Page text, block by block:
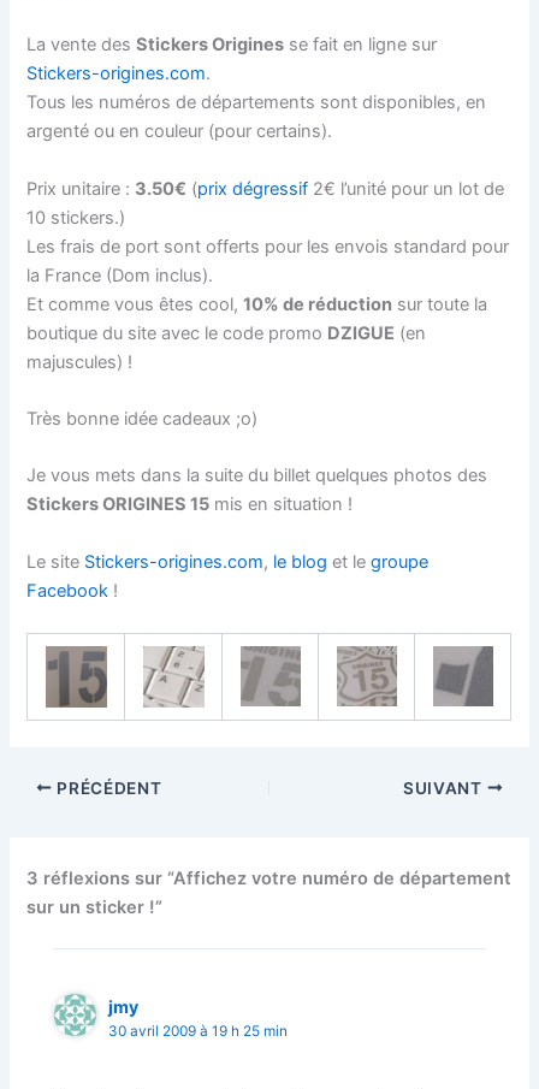
La vente desStickers Origines se fait en ligne sur
Stickers-origines.com.
Tous les numéros de départements sont disponibles, en
argenté ou en couleur (pour certains).
Prix unitaire : 3.50€ (prix dégressif 2€ l’unité pour un lot de
10 stickers.)
Les frais de port sont offerts pour les envois standard pour
la France (Dom inclus).
Et comme vous êtes cool,10% de réduction sur toute la
boutique du site avec le code promo DZIGUE (en
majuscules) !
Très bonne idée cadeaux ;o)
Je vous mets dans la suite du billet quelques photos des
Stickers ORIGINES 15 mis en situation !
Le site Stickers-origines.com, le blog et legroupe
Facebook !
PRÉCÉDENT SUIVANT
3 réflexions sur “Affichez votre numéro de département
sur un sticker !”
jmy
30 avril 2009 à 19 h 25 min